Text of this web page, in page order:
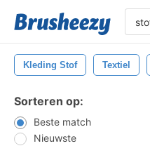
Kleding Stof Textiel
Sorteren op:
Beste match
Nieuwste